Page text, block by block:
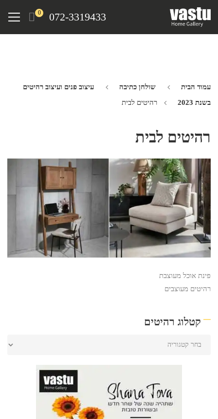
072-3319433
0
Menu
עמוד הבית שולחן כתיבה
עיצוב פנים ועיצוב רהיטים
בשנת 2023
רהיטים לבית
רהיטים לבית
פינת אוכל מעוצבת
רהיטים מעוצבים
קטלוג רהיטים